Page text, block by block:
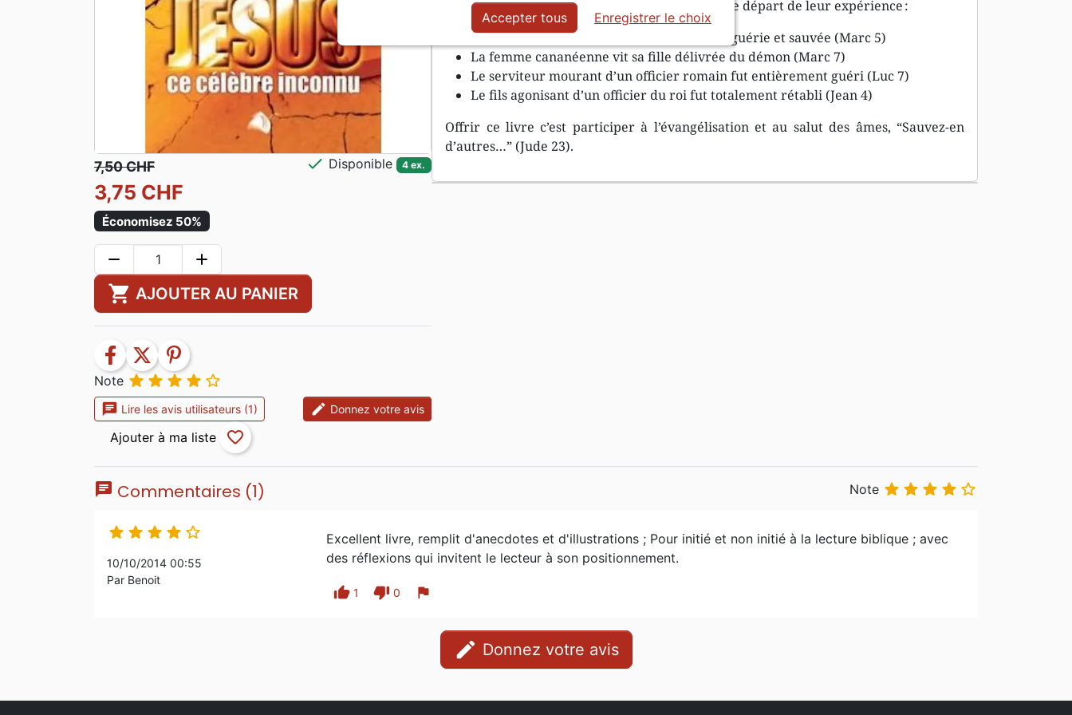
“Ayant entendu parler de Jésus…” fut le point de départ de leur expérience :
La femme atteinte d’une perte de sang fut guérie et sauvée (Marc 5)
La femme cananéenne vit sa fille délivrée du démon (Marc 7)
Le serviteur mourant d’un officier romain fut entièrement guéri (Luc 7)
Le fils agonisant d’un officier du roi fut totalement rétabli (Jean 4)
Offrir ce livre c’est participer à l’évangélisation et au salut des âmes, “Sauvez-en
d’autres…” (Jude 23).
7,50 CHF
3,75 CHF
Économisez 50%
check Disponible 4 ex.
remove add
shopping_cart AJOUTER AU PANIER
facebook twitter pinterest
Note     
chat Lire les avis utilisateurs (1) edit Donnez votre avis
favorite_border
chat Commentaires (1) Note     
    
10/10/2014 00:55
Par Benoit
Excellent livre, remplit d'anecdotes et d'illustrations ; Pour initié et non initié à la lecture biblique ; avec
des réflexions qui invitent le lecteur à son positionnement.
thumb_up 1 thumb_down 0 flag
edit Donnez votre avis
Accepter tous Enregistrer le choix